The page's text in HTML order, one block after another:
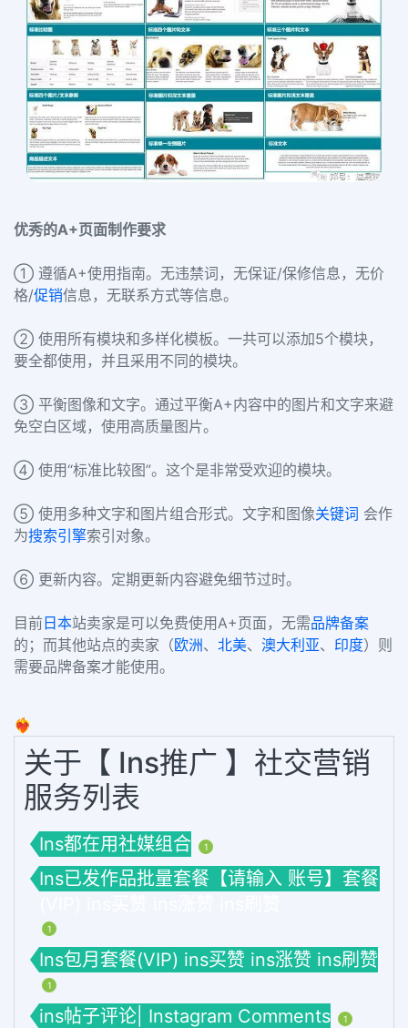
优秀的A+页面制作要求
① 遵循A+使用指南。无违禁词，无保证/保修信息，无价
格/促销信息，无联系方式等信息。
② 使用所有模块和多样化模板。一共可以添加5个模块，
要全都使用，并且采用不同的模块。
③ 平衡图像和文字。通过平衡A+内容中的图片和文字来避
免空白区域，使用高质量图片。
④ 使用“标准比较图”。这个是非常受欢迎的模块。
⑤ 使用多种文字和图片组合形式。文字和图像关键词 会作
为搜索引擎索引对象。
⑥ 更新内容。定期更新内容避免细节过时。
目前日本站卖家是可以免费使用A+页面，无需品牌备案
的；而其他站点的卖家（欧洲、 北美、 澳大利亚、 印度）则
需要品牌备案才能使用。
❤️‍🔥
关于【 Ins推广 】社交营销
服务列表
Ins都在用社媒组合 1
Ins已发作品批量套餐【请输入 账号】套餐
1
Ins包月套餐(VIP) ins买赞 ins涨赞 ins刷赞
1
ins帖子评论| Instagram Comments 1